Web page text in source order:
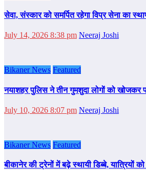
सेवा, संस्कार को समर्पित रहेगा विप्र सेना का
July 14, 2026 8:38 pm Neeraj Joshi
Bikaner News Featured
नयाशहर पुलिस ने तीन गुमशुदा लोगों को खोजकर
July 10, 2026 8:07 pm Neeraj Joshi
Bikaner News Featured
बीकानेर की ट्रेनों में बढ़े स्थायी डिब्बे, यात्रियों